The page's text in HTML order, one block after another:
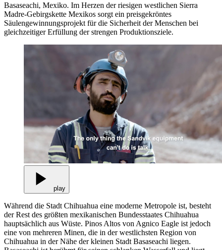
Basaseachi, Mexiko. Im Herzen der riesigen westlichen Sierra
Madre-Gebirgskette Mexikos sorgt ein preisgekröntes
Säulengewinnungsprojekt für die Sicherheit der Menschen bei
gleichzeitiger Erfüllung der strengen Produktionsziele.
play
Während die Stadt Chihuahua eine moderne Metropole ist, besteht
der Rest des größten mexikanischen Bundesstaates Chihuahua
hauptsächlich aus Wüste. Pinos Altos von Agnico Eagle ist jedoch
eine von mehreren Minen, die in der westlichsten Region von
Chihuahua in der Nähe der kleinen Stadt Basaseachi liegen.